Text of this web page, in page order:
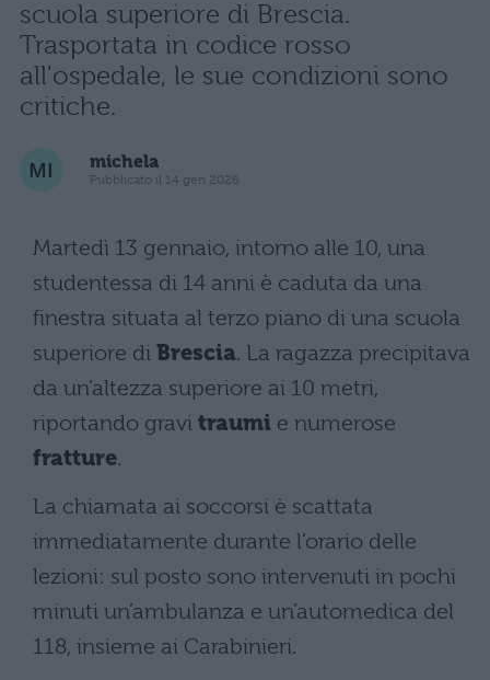
scuola superiore di Brescia.
Trasportata in codice rosso
all'ospedale, le sue condizioni sono
critiche.
michela
Pubblicato il 14 gen 2026
Martedì 13 gennaio, intorno alle 10, una
studentessa di 14 anni è caduta da una
finestra situata al terzo piano di una scuola
superiore di Brescia. La ragazza precipitava
da un’altezza superiore ai 10 metri,
riportando gravi traumi e numerose
fratture.
La chiamata ai soccorsi è scattata
immediatamente durante l’orario delle
lezioni: sul posto sono intervenuti in pochi
minuti un’ambulanza e un’automedica del
118, insieme ai Carabinieri.